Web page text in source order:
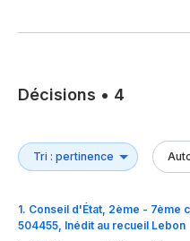
Décisions • 4
1. Conseil d'État, 2ème - 7ème
504455, Inédit au recueil Lebon